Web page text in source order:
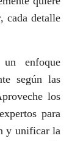
cada detalle
enfoque
según las
los
para
y unificar la